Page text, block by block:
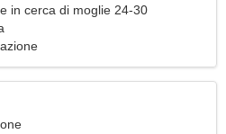
in cerca di moglie 24-30